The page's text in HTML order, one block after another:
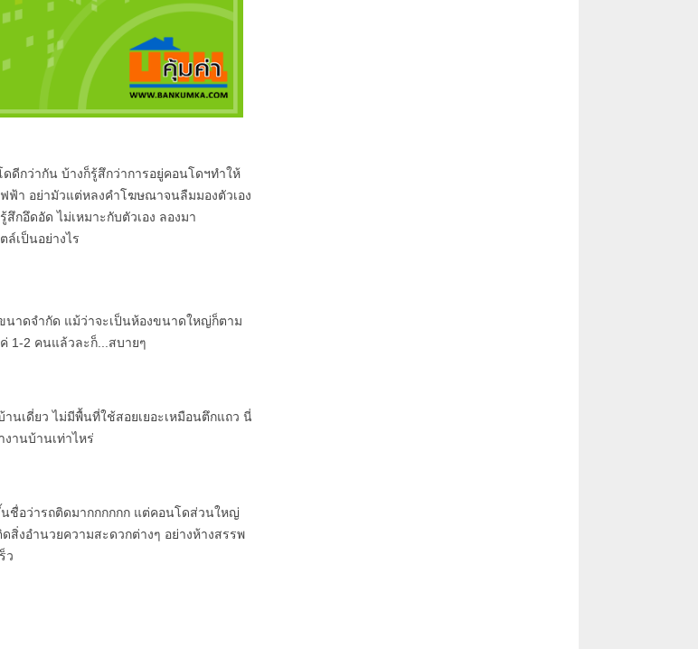
ดีกว่ากัน บ้างก็รู้สึกว่าการอยู่คอนโดฯทำให้
ฟ้า อย่ามัวแต่หลงคำโฆษณาจนลืมมองตัวเอง
กอึดอัด ไม่เหมาะกับตัวเอง ลองมา
ล์เป็นอย่างไร
นาดจำกัด แม้ว่าจะเป็นห้องขนาดใหญ่ก็ตาม
1-2 คนแล้วละก็...สบายๆ
เดี่ยว ไม่มีพื้นที่ใช้สอยเยอะเหมือนตึกแถว นี่
งานบ้านเท่าไหร่
ชื่อว่ารถติดมากกกกกก แต่คอนโดส่วนใหญ่
สิ่งอำนวยความสะดวกต่างๆ อย่างห้างสรรพ
ว